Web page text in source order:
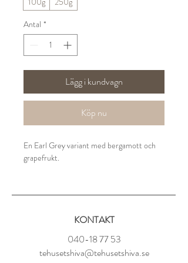
Antal *
Lägg i kundvagn
Köp nu
En Earl Grey variant med bergamott och
grapefrukt.
Svart ekologiskt te (Kina)(94%), blåklint,
100° vatten
KONTAKT
040-18 77 53
tehusetshiva@tehusetshiva.se